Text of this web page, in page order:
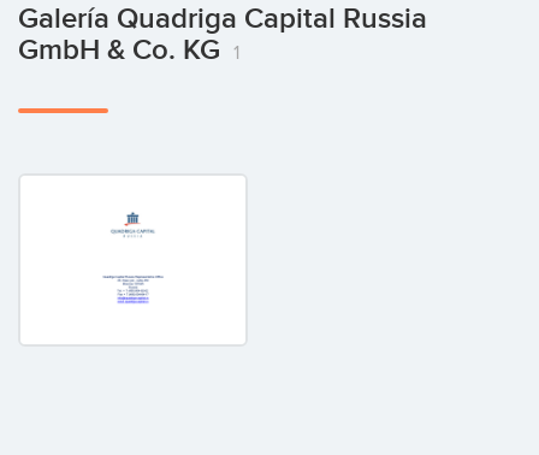
Galería Quadriga Capital Russia
GmbH & Co. KG
1